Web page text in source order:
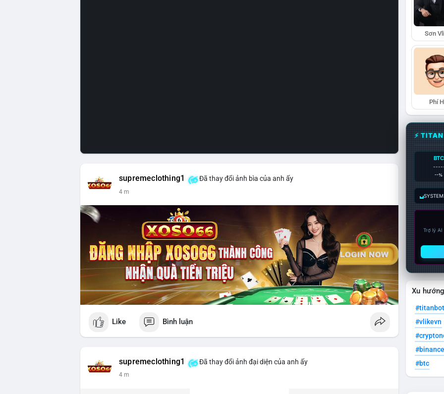
supremeclothing1 Đã thay đổi ảnh bìa của anh ấy
4 m
Like Bình luận
supremeclothing1 Đã thay đổi ảnh đại diện của anh ấy
4 m
Sơn
Phí
⚡
BTC
--%
Trợ lý
Xu
#titanbot
#vlikevn
#btc